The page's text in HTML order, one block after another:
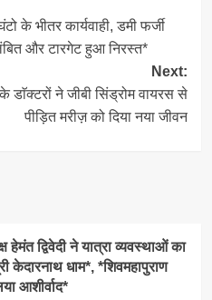
के भीतर कार्यवाही, डमी फर्जी
और टारगेट हुआ निरस्त*
Next:
डाॅक्टरों ने जीबी सिंड्रोम वायरस से
पीड़ित मरीज़ को दिया नया जीवन
हेमंत द्विवेदी ने यात्रा व्यवस्थाओं का
केदारनाथ धाम*, *शिवमहापुराण
आशीर्वाद*